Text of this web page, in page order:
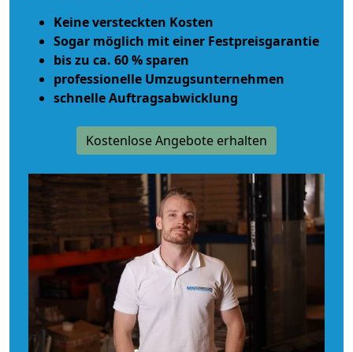
Keine versteckten Kosten
Sogar möglich mit einer Festpreisgarantie
bis zu ca. 60 % sparen
professionelle Umzugsunternehmen
schnelle Auftragsabwicklung
Kostenlose Angebote erhalten